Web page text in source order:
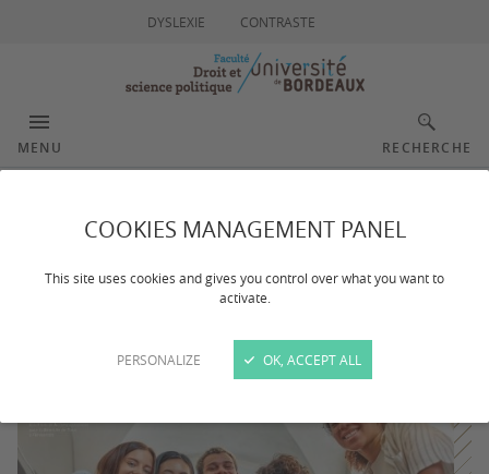
COOKIES MANAGEMENT PANEL
This site uses cookies and gives you control over what you want to
activate.
PERSONALIZE OK, ACCEPT ALL
DYSLEXIE CONTRASTE
MENU RECHERCHE
Start'U > Droit devant